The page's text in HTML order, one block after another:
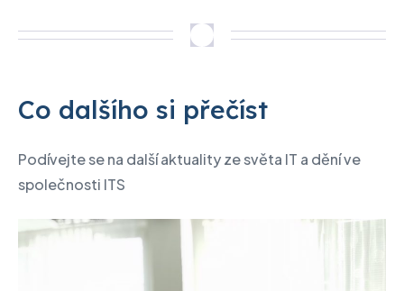
Co dalšího si přečíst
Podívejte se na další aktuality ze světa IT a dění ve
společnosti ITS